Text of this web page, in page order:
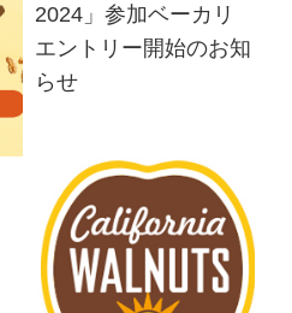
2024」参加ベーカリ
エントリー開始のお知
らせ